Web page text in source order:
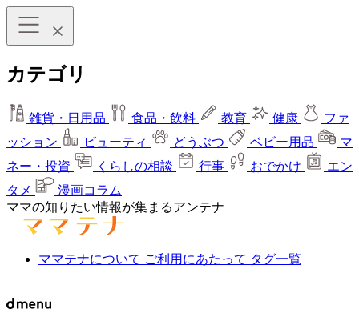
カテゴリ
雑貨・日用品 食品・飲料 教育 健康
ファ
ッション
ビューティ どうぶつ ベビー用品
マ
ネー・投資
くらしの相談 行事 おでかけ
エン
タメ
漫画コラム
ママの知りたい情報が集まるアンテナ
ママテナについて ご利用にあたって タグ一覧